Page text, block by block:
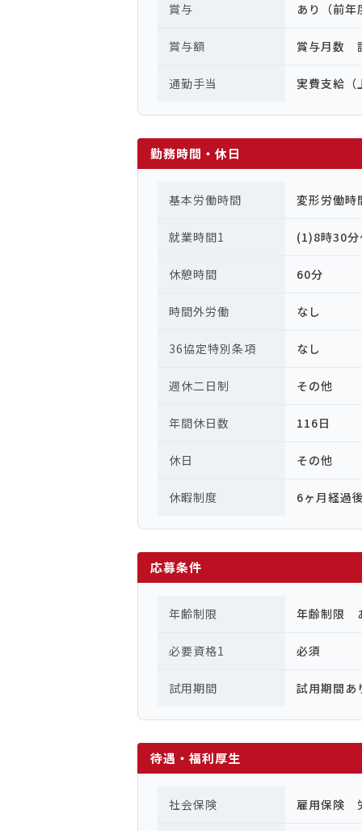
賞与 あり（前
賞与額 賞与月数
通勤手当 実費支給
勤務時間・休日
基本労働時間 変形労働時
就業時間1 (1)8時30
休憩時間 60分
時間外労働 なし
36協定特別条項 なし
週休二日制 その他
年間休日数 116日
休日 その他
休暇制度 6ヶ月経過
応募条件
年齢制限 年齢制限
必要資格1 必須
試用期間 試用期間あ
待遇・福利厚生
社会保険 雇用保険